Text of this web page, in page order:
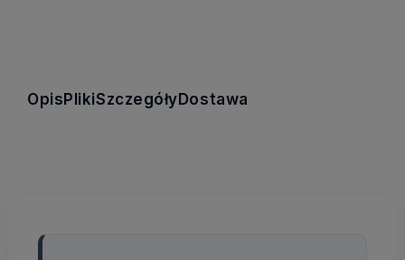
OpisPlikiSzczegółyDostawa